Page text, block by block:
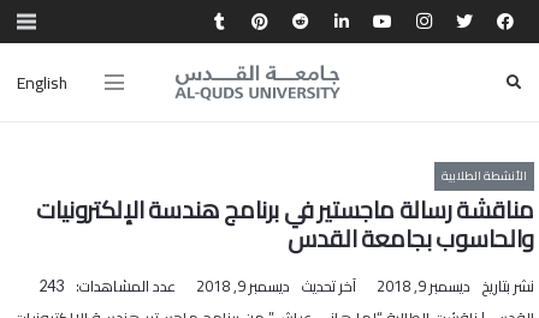
English
الأنشطة الطلابية
مناقشة رسالة ماجستير في برنامج هندسة الإلكترونيات
والحاسوب بجامعة القدس
نشر بتاريخ ديسمبر 9, 2018 آخر تحديث ديسمبر 9, 2018 عدد المشاهدات: 243